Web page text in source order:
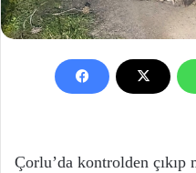
Çorlu’da kontrolden